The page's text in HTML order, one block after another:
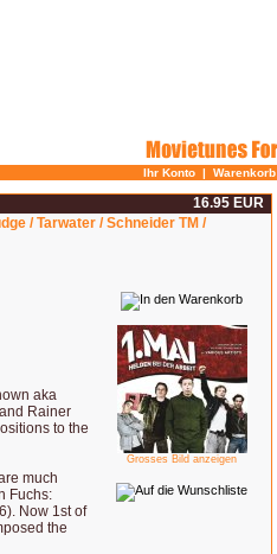
Ihr Konto | Warenkorb
16.95 EUR
/ Tarwater / Schneider TM /
aka
Rainer
to the
much
Fuchs:
Now 1st of
the
Grosses Bild anzeigen